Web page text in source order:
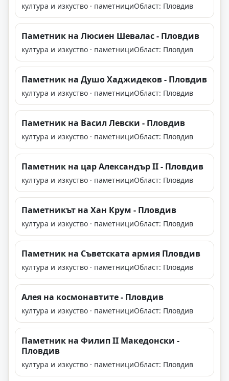
култура и изкуство · паметнициОбласт: Пловдив
Паметник на Люсиен Шевалас - Пловдив
култура и изкуство · паметнициОбласт: Пловдив
Паметник на Душо Хаджидеков - Пловдив
култура и изкуство · паметнициОбласт: Пловдив
Паметник на Васил Левски - Пловдив
култура и изкуство · паметнициОбласт: Пловдив
Паметник на цар Александър II - Пловдив
култура и изкуство · паметнициОбласт: Пловдив
Паметникът на Хан Крум - Пловдив
култура и изкуство · паметнициОбласт: Пловдив
Паметник на Съветската армия Пловдив
култура и изкуство · паметнициОбласт: Пловдив
Алея на космонавтите - Пловдив
култура и изкуство · паметнициОбласт: Пловдив
Паметник на Филип II Македонски -
Пловдив
култура и изкуство · паметнициОбласт: Пловдив